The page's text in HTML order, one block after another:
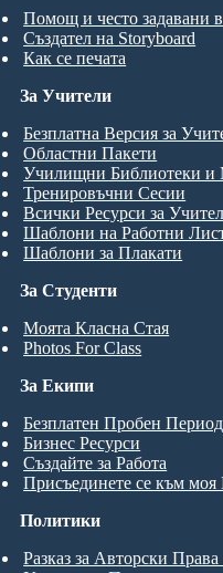
Помощ и често задавани
Създател на Storyboard
Как се печата
За Студенти
Моята Класна Стая
Photos For Class
За Учители
Безплатна Версия за
Областни Пакети
Училищни Библиотеки и
Тренировъчни Сесии
Всички Ресурси за
Шаблони на Работни
Шаблони за Плакати
За Екипи
Безплатен Пробен
Бизнес Ресурси
Създайте за Работа
Присъединете се към моя
Политики
Разказ за Авторски